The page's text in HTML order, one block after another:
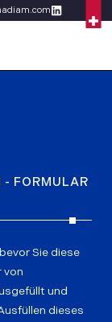
- FORMULAR
Sie diese
von
und
dieses